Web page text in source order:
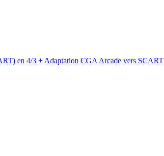
en 4/3 + Adaptation CGA Arcade vers SCART